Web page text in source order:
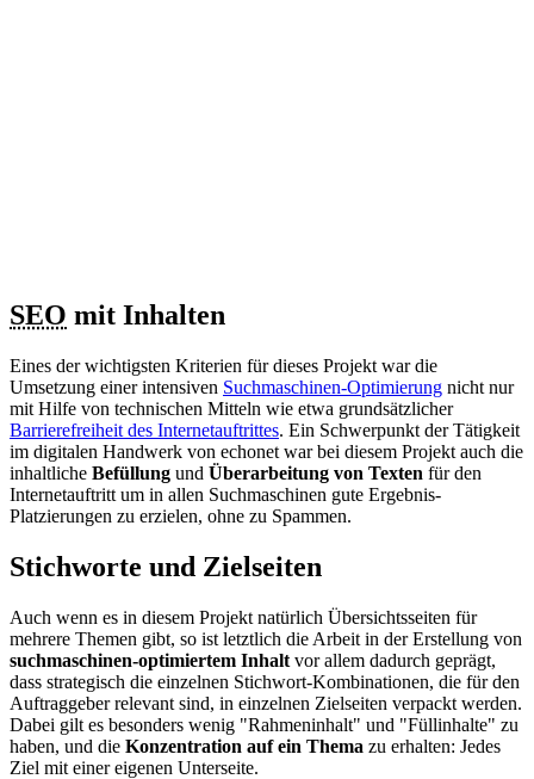
SEO mit Inhalten
Eines der wichtigsten Kriterien für dieses Projekt war die
Umsetzung einer intensiven Suchmaschinen-Optimierung nicht nur
mit Hilfe von technischen Mitteln wie etwa grundsätzlicher
Barrierefreiheit des Internetauftrittes. Ein Schwerpunkt der Tätigkeit
im digitalen Handwerk von echonet war bei diesem Projekt auch die
inhaltliche Befüllung und Überarbeitung von Texten für den
Internetauftritt um in allen Suchmaschinen gute Ergebnis-
Platzierungen zu erzielen, ohne zu Spammen.
Stichworte und Zielseiten
Auch wenn es in diesem Projekt natürlich Übersichtsseiten für
mehrere Themen gibt, so ist letztlich die Arbeit in der Erstellung von
suchmaschinen-optimiertem Inhalt vor allem dadurch geprägt,
dass strategisch die einzelnen Stichwort-Kombinationen, die für den
Auftraggeber relevant sind, in einzelnen Zielseiten verpackt werden.
Dabei gilt es besonders wenig "Rahmeninhalt" und "Füllinhalte" zu
haben, und die Konzentration auf ein Thema zu erhalten: Jedes
Ziel mit einer eigenen Unterseite.